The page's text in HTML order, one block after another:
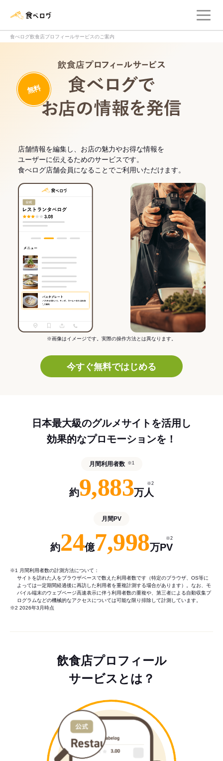
食べログ飲食店プロフィールサービスのご案内
無料
店舗情報を編集し、お店の魅力やお得な情報を
ユーザーに伝えるためのサービスです。
食べログ店舗会員になることでご利用いただけます。
※画像はイメージです。実際の操作方法とは異なります。
今すぐ無料ではじめる
日本最大級のグルメサイトを活用し
効果的なプロモーションを！
月間利用者数 ※1
約9,883万人
※2
月間PV
約24億7,998万PV
※2
※1 月間利用者数の計測方法について：
サイトを訪れた人をブラウザベースで数えた利用者数です（特定のブラウザ、OS等に
よっては一定期間経過後に再訪した利用者を重複計測する場合があります）。なお、モ
バイル端末のウェブページ高速表示に伴う利用者数の重複や、第三者による自動収集プ
ログラムなどの機械的なアクセスについては可能な限り排除して計測しています。
※2 2026年3月時点
飲食店プロフィール
サービスとは？